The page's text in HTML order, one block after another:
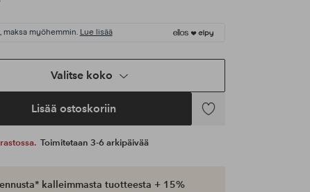
maksa myöhemmin. Lue lisää
Valitse koko
Lisää ostoskoriin
Lisää
Toimitetaan 3-6 arkipäivää
kalleimmasta tuotteesta + 15%